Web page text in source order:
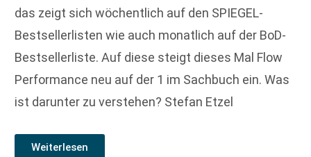
das zeigt sich wöchentlich auf den SPIEGEL-
Bestsellerlisten wie auch monatlich auf der BoD-
Bestsellerliste. Auf diese steigt dieses Mal Flow
Performance neu auf der 1 im Sachbuch ein. Was
ist darunter zu verstehen? Stefan Etzel
Weiterlesen